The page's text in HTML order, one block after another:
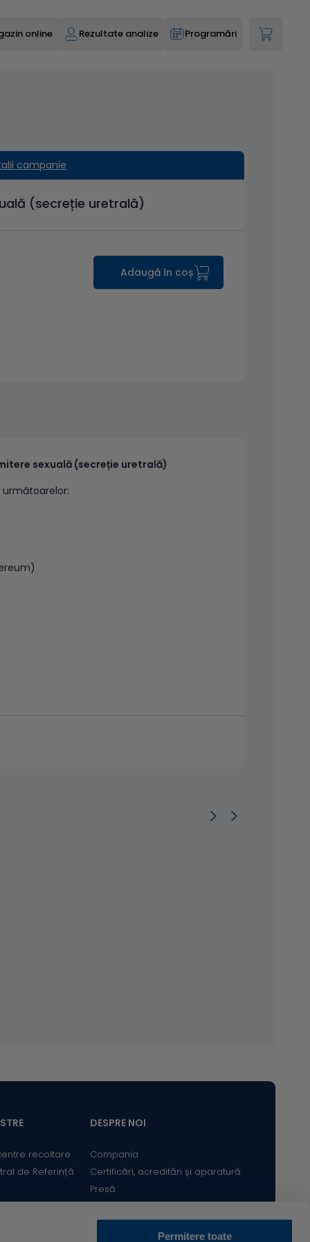
Permitere toate
online Rezultate analize Programări
campanie
(secreție uretrală)
Adaugă în coș
sexuală (secreție uretrală)
sau la 7 zile după finalizarea acestuia
recoltare
de Referință
DESPRE NOI
Compania
Certificări, acreditări și aparatură
Presă
Satisfacția Clientului
Cariere